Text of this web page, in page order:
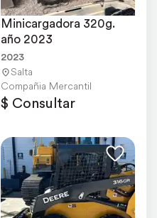
Minicargadora 320g.
año 2023
2023
Salta
Compañia Mercantil
$ Consultar